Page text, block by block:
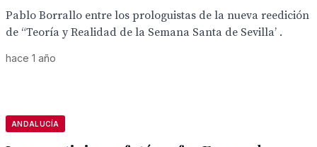
Pablo Borrallo entre los prologuistas de la nueva reedición
de “Teoría y Realidad de la Semana Santa de Sevilla’ .
hace 1 año
ANDALUCÍA